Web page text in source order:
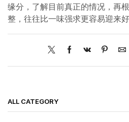
缘分，了解目前真正的情况，再
整，往往比一味强求更容易迎来好
ALL CATEGORY